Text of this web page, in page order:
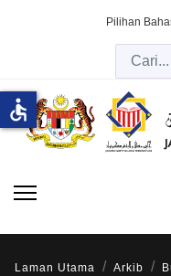
Pilihan
Laman Utama Arkib
accessible